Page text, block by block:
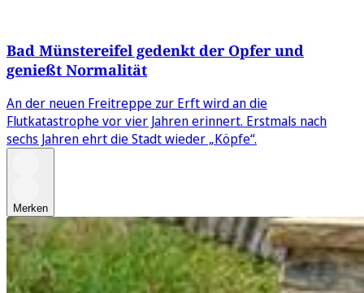
Bad Münstereifel gedenkt der Opfer und
genießt Normalität
An der neuen Freitreppe zur Erft wird an die
Flutkatastrophe vor vier Jahren erinnert. Erstmals nach
sechs Jahren ehrt die Stadt wieder „Köpfe“.
Merken